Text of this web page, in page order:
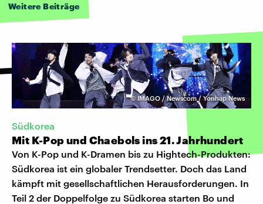
Weitere Beiträge
© IMAGO / Newscom / Yonhap News
Südkorea
Mit K-Pop und Chaebols ins 21. Jahrhundert
Von K-Pop und K-Dramen bis zu Hightech-Produkten:
Südkorea ist ein globaler Trendsetter. Doch das Land
kämpft mit gesellschaftlichen Herausforderungen. In
Teil 2 der Doppelfolge zu Südkorea starten Bo und